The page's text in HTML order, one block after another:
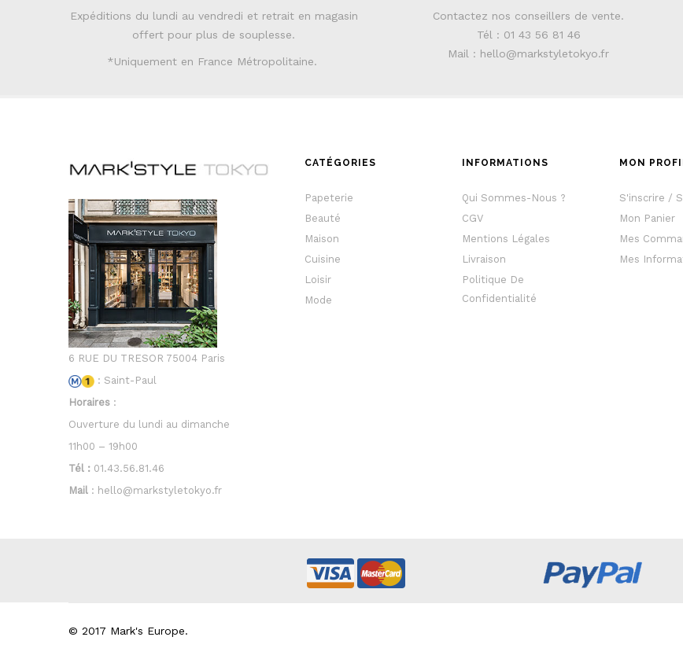
Expéditions du lundi au vendredi et retrait en magasin
offert pour plus de souplesse.
*Uniquement en France Métropolitaine.
Contactez nos conseillers de vente.
Tél : 01 43 56 81 46
Mail : hello@markstyletokyo.fr
6 RUE DU TRESOR 75004 Paris
: Saint-Paul
Horaires :
Ouverture du lundi au dimanche
11h00 – 19h00
Tél : 01.43.56.81.46
Mail : hello@markstyletokyo.fr
CATÉGORIES
Papeterie
Beauté
Maison
Cuisine
Loisir
Mode
INFORMATIONS
Qui Sommes-Nous ?
CGV
Mentions Légales
Livraison
Politique De
Confidentialité
MON
S'inscrire /
Mon Panier
Mes
Mes
© 2017 Mark's Europe.